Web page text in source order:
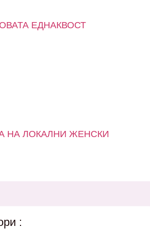
ЕДНАКВОСТ
НА ЛОКАЛНИ ЖЕНСКИ
: